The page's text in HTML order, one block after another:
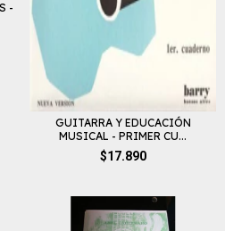
-
GUITARRA Y EDUCACIÓN
MUSICAL - PRIMER CU...
$17.890